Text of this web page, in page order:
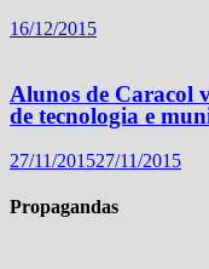
16/12/2015
Alunos de Caracol
de tecnologia e
27/11/201527/11/2015
Propagandas